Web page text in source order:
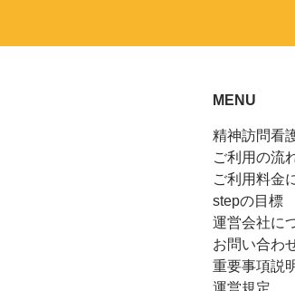
MENU
精神訪問看
ご利用の流
ご利用料金
stepの目標
運営会社に
お問い合わ
重要事項説
運営規定